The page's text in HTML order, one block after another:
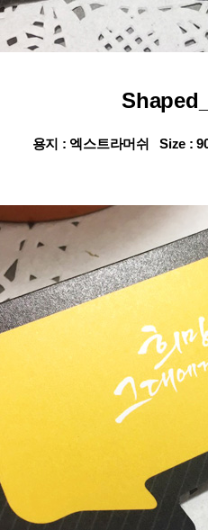
용지 : 엑스트라머쉬 Size :